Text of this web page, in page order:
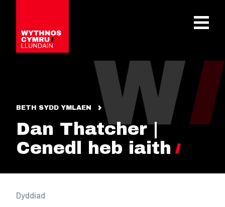
OPEN
BETH SYDD YMLAEN
Dan Thatcher |
Cenedl heb iaith
Dyddiad